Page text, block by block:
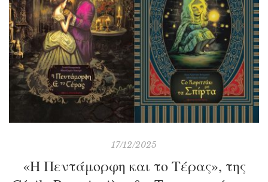
17/12/2025
«Η Πεντάμορφη και το Τέρας», της